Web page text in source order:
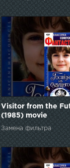
Visitor from the
(1985) movie
Замена фильтра